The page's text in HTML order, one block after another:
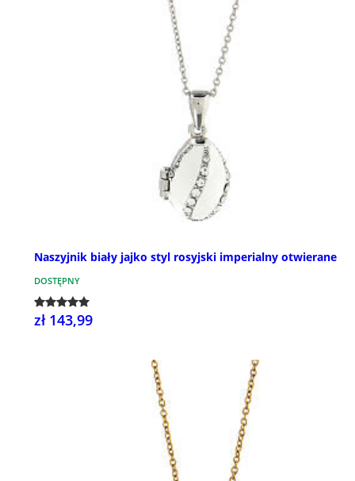
Naszyjnik biały jajko styl rosyjski imperialny otwierane
DOSTĘPNY
zł 143,99